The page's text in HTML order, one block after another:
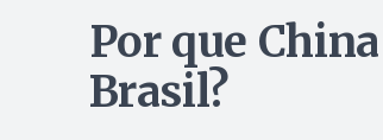
Por que
Brasil?